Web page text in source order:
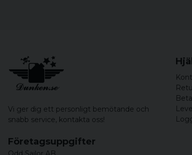
Vi ger dig ett personligt bemötande och
snabb service, kontakta oss!
Företagsuppgifter